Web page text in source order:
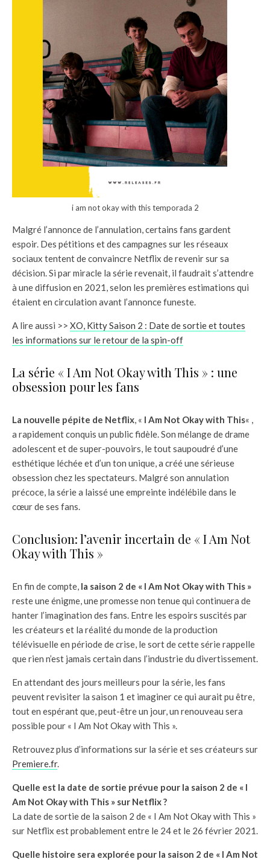
i am not okay with this temporada 2
Malgré l’annonce de l’annulation, certains fans gardent
espoir. Des pétitions et des campagnes sur les réseaux
sociaux tentent de convaincre Netflix de revenir sur sa
décision. Si par miracle la série revenait, il faudrait s’attendre
à une diffusion en 2021, selon les premières estimations qui
étaient en circulation avant l’annonce funeste.
A lire aussi >> XO, Kitty Saison 2 : Date de sortie et toutes
les informations sur le retour de la spin-off
La série « I Am Not Okay with This » : une
obsession pour les fans
La nouvelle pépite de Netflix, « I Am Not Okay with This« ,
a rapidement conquis un public fidèle. Son mélange de drame
adolescent et de super-pouvoirs, le tout saupoudré d’une
esthétique léchée et d’un ton unique, a créé une sérieuse
obsession chez les spectateurs. Malgré son annulation
précoce, la série a laissé une empreinte indélébile dans le
cœur de ses fans.
Conclusion: l’avenir incertain de « I Am Not
Okay with This »
En fin de compte, la saison 2 de « I Am Not Okay with This »
reste une énigme, une promesse non tenue qui continuera de
hanter l’imagination des fans. Entre les espoirs suscités par
les créateurs et la réalité du monde de la production
télévisuelle en période de crise, le sort de cette série rappelle
que rien n’est jamais certain dans l’industrie du divertissement.
En attendant des jours meilleurs pour la série, les fans
peuvent revisiter la saison 1 et imaginer ce qui aurait pu être,
tout en espérant que, peut-être un jour, un renouveau sera
possible pour « I Am Not Okay with This ».
Retrouvez plus d’informations sur la série et ses créateurs sur
Premiere.fr.
Quelle est la date de sortie prévue pour la saison 2 de « I
Am Not Okay with This » sur Netflix ?
La date de sortie de la saison 2 de « I Am Not Okay with This »
sur Netflix est probablement entre le 24 et le 26 février 2021.
Quelle histoire sera explorée pour la saison 2 de « I Am Not